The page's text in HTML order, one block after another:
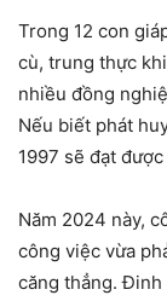
Trong 12 con
cù, trung thực
nhiều đồng
Nếu biết phát
1997 sẽ đạt
Năm 2024 này,
công việc vừa
căng thẳng.